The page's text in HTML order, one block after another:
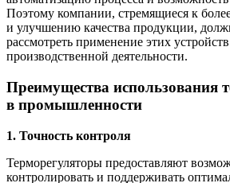
Поэтому компании, стремящиеся к
и улучшению качества продукции,
рассмотреть применение этих
производственной деятельности.
Преимущества использования
в промышленности
1. Точность контроля
Терморегуляторы предоставляют
контролировать и поддерживать